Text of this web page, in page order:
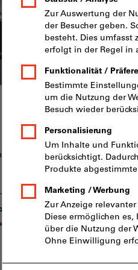
Vergrößern anklicken
Downloads &